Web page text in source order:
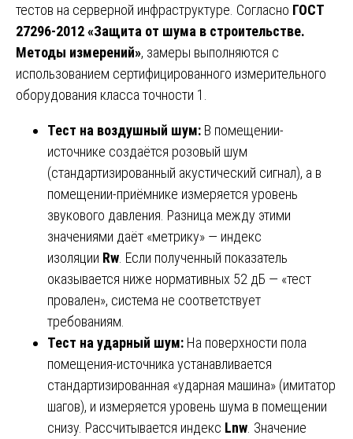
тестов на серверной инфраструктуре. Согласно ГОСТ
27296-2012 «Защита от шума в строительстве.
Методы измерений», замеры выполняются с
использованием сертифицированного измерительного
оборудования класса точности 1.
Тест на воздушный шум: В помещении-
источнике создаётся розовый шум
(стандартизированный акустический сигнал), а в
помещении-приёмнике измеряется уровень
звукового давления. Разница между этими
значениями даёт «метрику» — индекс
изоляции Rw . Если полученный показатель
оказывается ниже нормативных 52 дБ — «тест
провален», система не соответствует
требованиям.
Тест на ударный шум: На поверхности пола
помещения-источника устанавливается
стандартизированная «ударная машина» (имитатор
шагов), и измеряется уровень шума в помещении
снизу. Рассчитывается индекс Lnw . Значение